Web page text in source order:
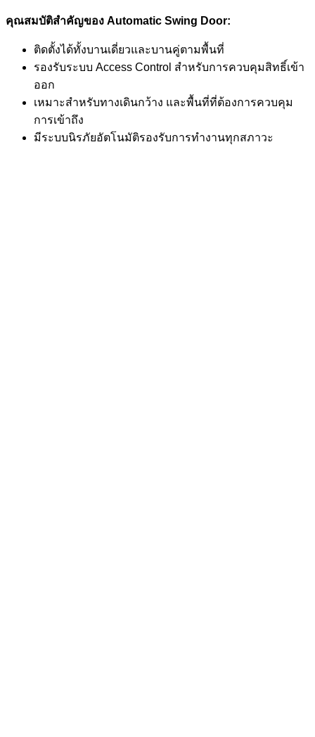
คุณสมบัติสำคัญของ Automatic Swing Door:
ติดตั้งได้ทั้งบานเดี่ยวและบานคู่ตามพื้นที่
รองรับระบบ Access Control สำหรับการควบคุมสิทธิ์เข้า
ออก
เหมาะสำหรับทางเดินกว้าง และพื้นที่ที่ต้องการควบคุม
การเข้าถึง
มีระบบนิรภัยอัตโนมัติรองรับการทำงานทุกสภาวะ